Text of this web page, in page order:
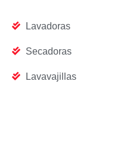
Lavadoras
Secadoras
Lavavajillas